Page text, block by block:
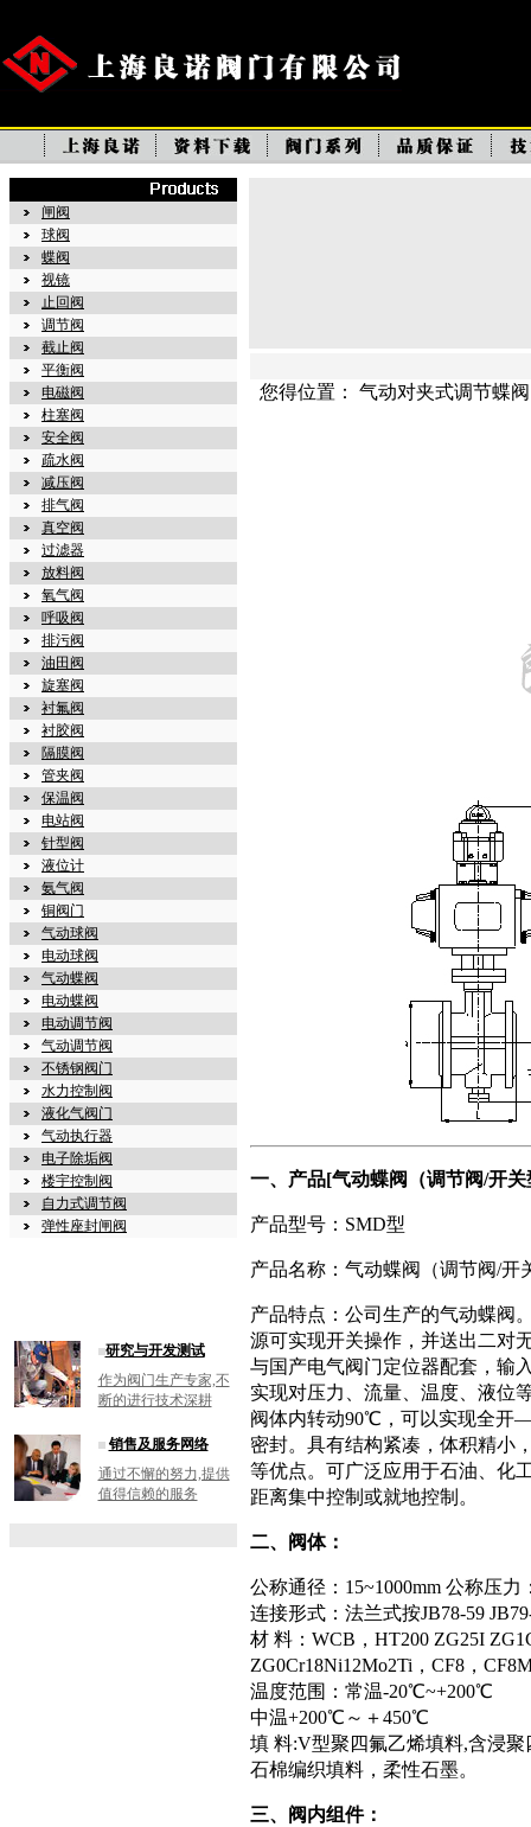
闸阀
球阀
蝶阀
视镜
止回阀
调节阀
截止阀
平衡阀
电磁阀
柱塞阀
安全阀
疏水阀
减压阀
排气阀
真空阀
过滤器
放料阀
氧气阀
呼吸阀
排污阀
油田阀
旋塞阀
衬氟阀
衬胶阀
隔膜阀
管夹阀
保温阀
电站阀
针型阀
液位计
氨气阀
铜阀门
气动球阀
电动球阀
气动蝶阀
电动蝶阀
电动调节阀
气动调节阀
不锈钢阀门
水力控制阀
液化气阀门
气动执行器
电子除垢阀
楼宇控制阀
自力式调节阀
弹性座封闸阀
研究与开发测试
作为阀门生产专家,不
断的进行技术深耕
销售及服务网络
通过不懈的努力,提供
值得信赖的服务
您得位置： 气动对夹式调节蝶阀
一、产品[气动蝶阀（调节阀/开
产品型号：SMD型
产品名称：气动蝶阀（调节阀/开
产品特点：公司生产的气动蝶阀
源可实现开关操作，并送出二对
与国产电气阀门定位器配套，输
实现对压力、流量、温度、液位
阀体内转动90℃，可以实现全开
密封。具有结构紧凑，体积精小
等优点。可广泛应用于石油、化
距离集中控制或就地控制。
二、阀体：
公称通径：15~1000mm 公称压力
连接形式：法兰式按JB78-59
材 料：WCB，HT200 ZG25I
ZG0Cr18Ni12Mo2Ti，CF8，
温度范围：常温-20℃~+200℃
中温+200℃～＋450℃
填 料:V型聚四氟乙烯填料,含浸
石棉编织填料，柔性石墨。
三、阀内组件：